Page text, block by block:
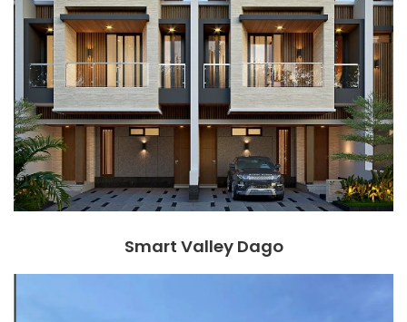
Smart Valley Dago